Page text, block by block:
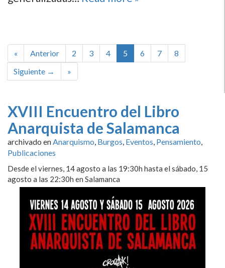
« Anterior 2 3 4 5 6 7
8
Siguiente →
»
XVIII Encuentro del Libro
Anarquista de Salamanca
archivado enAnarquismo, Burgos, Eventos, Pensamiento,
Publicaciones
Desde el viernes, 14 agosto a las 19:30h hasta el sábado, 15
agosto a las 22:30h en Salamanca